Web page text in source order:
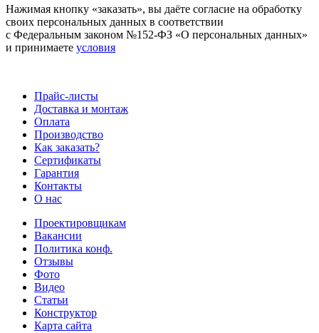
Нажимая кнопку «заказать», вы даёте согласие на обработку
своих персональных данных в соответствии
с Федеральным законом №152-ФЗ «О персональных данных»
и принимаете условия
Прайс-листы
Доставка и монтаж
Оплата
Производство
Как заказать?
Сертификаты
Гарантия
Контакты
О нас
Проектировщикам
Вакансии
Политика конф.
Отзывы
Фото
Видео
Статьи
Конструктор
Карта сайта